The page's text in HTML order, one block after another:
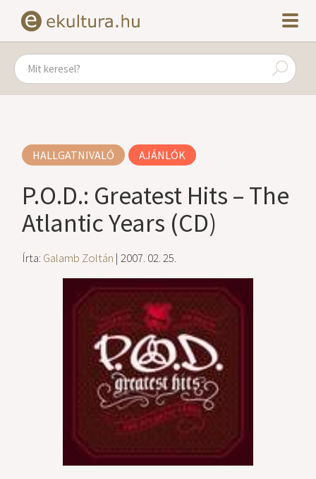
HALLGATNIVALÓ AJÁNLÓK
P.O.D.: Greatest Hits – The
Atlantic Years (CD)
Írta: Galamb Zoltán | 2007. 02. 25.